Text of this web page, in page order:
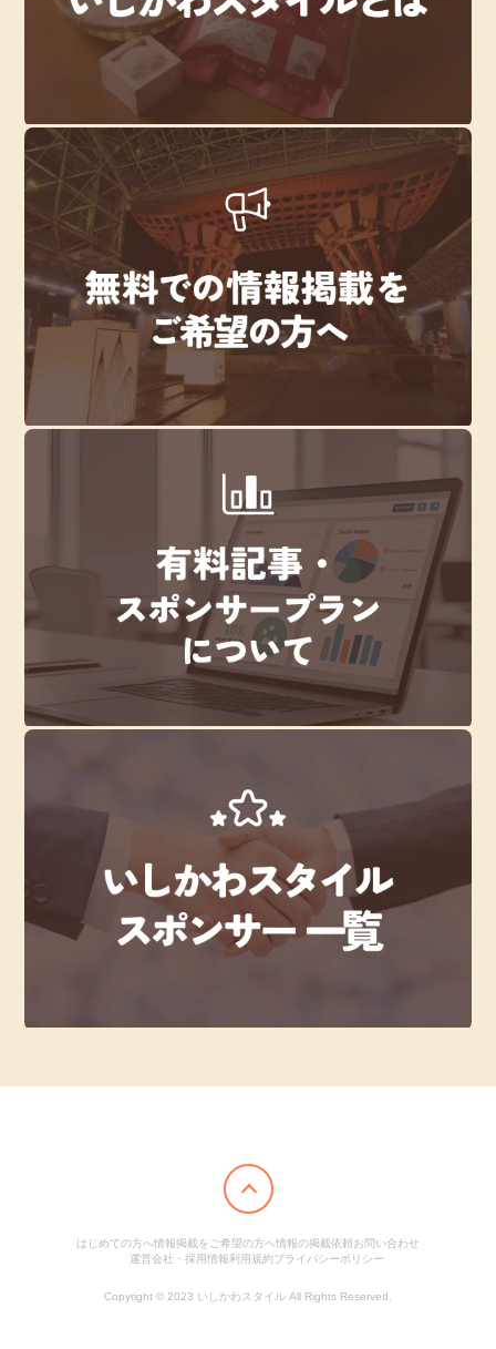
はじめての方へ情報掲載をご希望の方へ情報の掲載依頼お問い合わせ
運営会社・採用情報利用規約プライバシーポリシー
Copyright © 2023 いしかわスタイル All Rights Reserved.